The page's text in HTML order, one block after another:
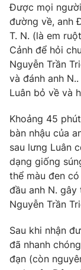
Photo
Video
VTV Money
VTV Sức khoẻ
Thị trường
VTV4
VTV9
Liên hệ tòa
Được mọi
đường về, anh
T. N. (là em
Cảnh để hỏi
Nguyễn Trần
và đánh anh
Luân bỏ về và
Khoảng 45
bàn nhậu của
sau lưng Luân
dạng giống
thể màu đen
đầu anh N.
Nguyễn Trần
Sau khi nhận
đã nhanh
đạn (còn